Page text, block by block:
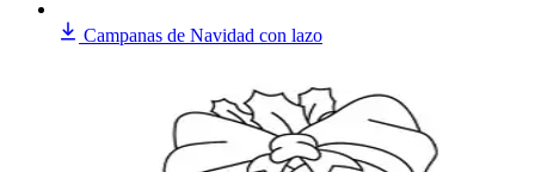
Campanas de Navidad con lazo